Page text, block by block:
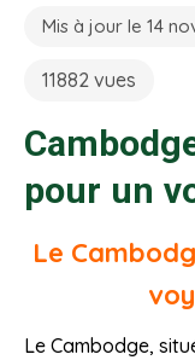
Mis à jour le 14
11882 vues
pour un
Le
Le Cambodge,